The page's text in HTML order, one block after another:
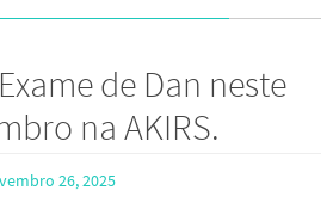
de Dan neste
na AKIRS.
26, 2025